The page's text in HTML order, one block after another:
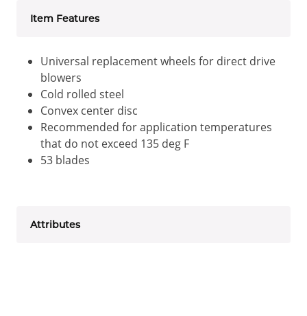
Item Features
Universal replacement wheels for direct drive
blowers
Cold rolled steel
Convex center disc
Recommended for application temperatures
that do not exceed 135 deg F
53 blades
Attributes